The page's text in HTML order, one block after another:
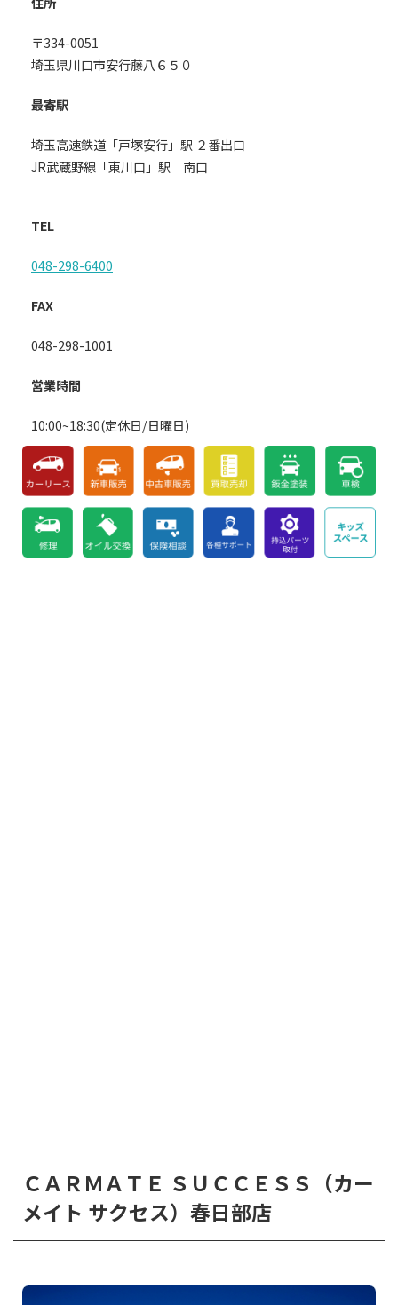
〒334-0051
埼玉県川口市安行藤八６５０
最寄駅
埼玉高速鉄道「戸塚安行」駅 ２番出口
JR武蔵野線「東川口」駅 南口
TEL
048-298-6400
FAX
048-298-1001
営業時間
10:00~18:30(定休日/日曜日)
ＣＡＲＭＡＴＥ ＳＵＣＣＥＳＳ（カー
メイト サクセス）春日部店